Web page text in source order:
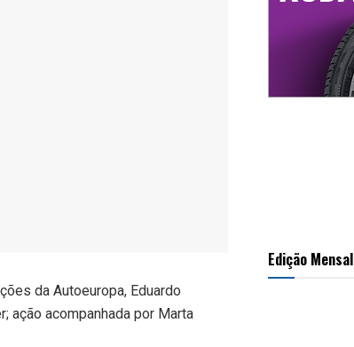
da Autoeuropa, Eduardo
ação acompanhada por Marta
Edição Mensal